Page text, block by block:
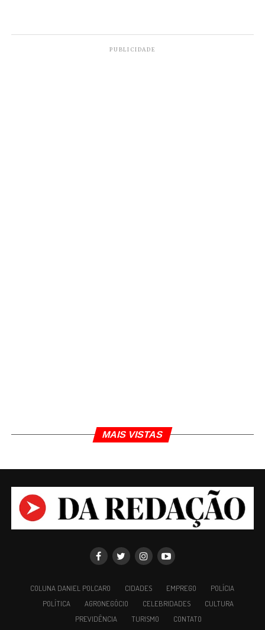
PUBLICIDADE
MAIS VISTAS
COLUNA DANIEL POLCARO CIDADES EMPREGO
POLÍCIA
POLÍTICA
AGRONEGÓCIO CELEBRIDADES
CULTURA
PREVIDÊNCIA
TURISMO CONTATO